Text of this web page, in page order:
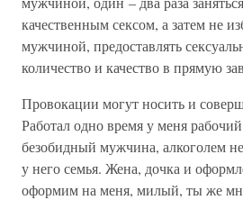
качественным сексом, а затем не
мужчиной, предоставлять
количество и качество в прямую
Провокации могут носить и
Работал одно время у меня
безобидный мужчина, алкоголем
у него семья. Жена, дочка и
оформим на меня, милый, ты же